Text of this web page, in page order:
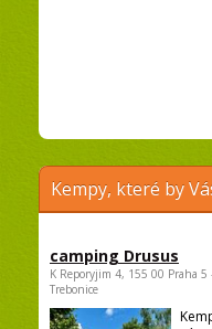
Kempy, které by
camping Drusus
K Reporyjim 4, 155 00 Praha 5
Trebonice